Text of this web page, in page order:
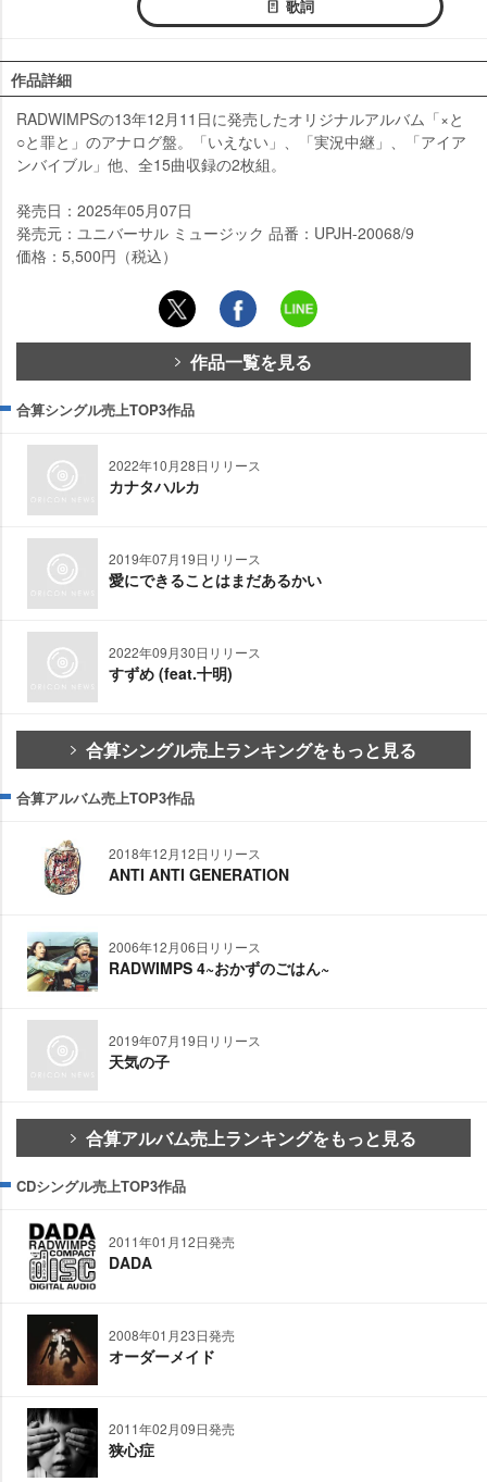
歌詞
作品詳細
RADWIMPSの13年12月11日に発売したオリジナルアルバム「×と
○と罪と」のアナログ盤。「いえない」、「実況中継」、「アイア
ンバイブル」他、全15曲収録の2枚組。
発売日：2025年05月07日
発売元：ユニバーサル ミュージック 品番：UPJH-20068/9
価格：5,500円（税込）
作品一覧を見る
合算シングル売上TOP3作品
2022年10月28日リリース
カナタハルカ
2019年07月19日リリース
愛にできることはまだあるかい
2022年09月30日リリース
すずめ (feat.十明)
合算シングル売上ランキングをもっと見る
合算アルバム売上TOP3作品
2018年12月12日リリース
ANTI ANTI GENERATION
2006年12月06日リリース
RADWIMPS 4~おかずのごはん~
2019年07月19日リリース
天気の子
合算アルバム売上ランキングをもっと見る
CDシングル売上TOP3作品
2011年01月12日発売
DADA
2008年01月23日発売
オーダーメイド
2011年02月09日発売
狭心症